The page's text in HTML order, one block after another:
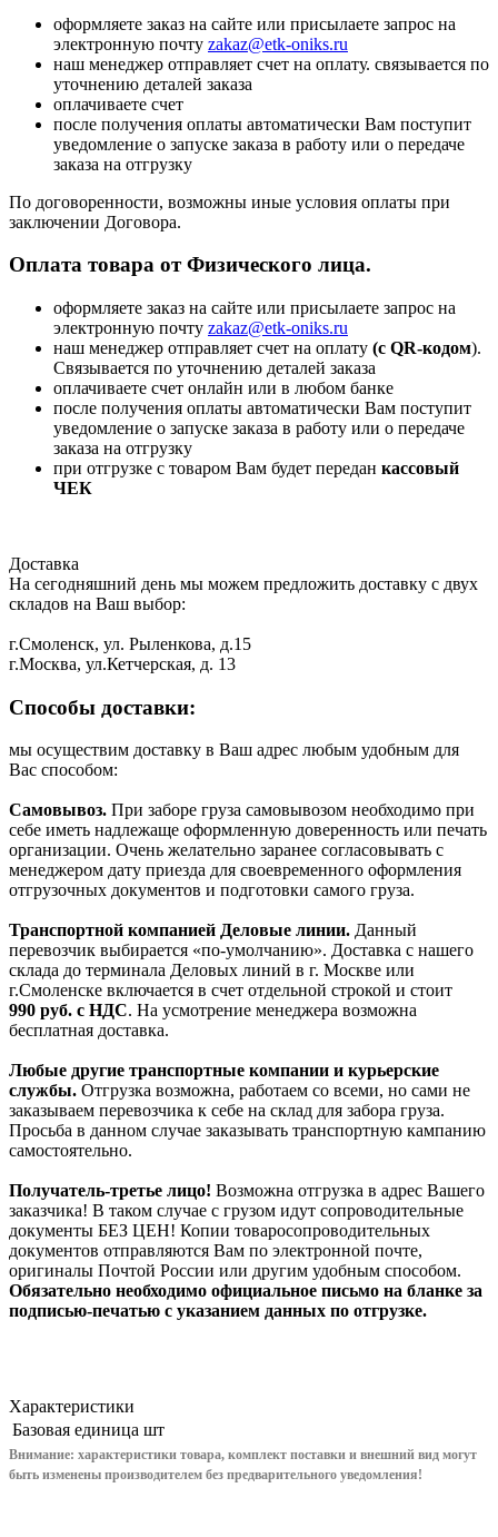
оформляете заказ на сайте или присылаете запрос на
электронную почту zakaz@etk-oniks.ru
наш менеджер отправляет счет на оплату. связывается по
уточнению деталей заказа
оплачиваете счет
после получения оплаты автоматически Вам поступит
уведомление о запуске заказа в работу или о передаче
заказа на отгрузку
По договоренности, возможны иные условия оплаты при
заключении Договора.
Оплата товара от Физического лица.
оформляете заказ на сайте или присылаете запрос на
электронную почту zakaz@etk-oniks.ru
наш менеджер отправляет счет на оплату (с QR-кодом).
Связывается по уточнению деталей заказа
оплачиваете счет онлайн или в любом банке
после получения оплаты автоматически Вам поступит
уведомление о запуске заказа в работу или о передаче
заказа на отгрузку
при отгрузке с товаром Вам будет передан кассовый
ЧЕК
Доставка
На сегодняшний день мы можем предложить доставку с двух
складов на Ваш выбор:
г.Смоленск, ул. Рыленкова, д.15
г.Москва, ул.Кетчерская, д. 13
Способы доставки:
мы осуществим доставку в Ваш адрес любым удобным для
Вас способом:
Самовывоз. При заборе груза самовывозом необходимо при
себе иметь надлежаще оформленную доверенность или печать
организации. Очень желательно заранее согласовывать с
менеджером дату приезда для своевременного оформления
отгрузочных документов и подготовки самого груза.
Транспортной компанией Деловые линии. Данный
перевозчик выбирается «по-умолчанию». Доставка с нашего
склада до терминала Деловых линий в г. Москве или
г.Смоленске включается в счет отдельной строкой и стоит
990 руб. с НДС. На усмотрение менеджера возможна
бесплатная доставка.
Любые другие транспортные компании и курьерские
службы. Отгрузка возможна, работаем со всеми, но сами не
заказываем перевозчика к себе на склад для забора груза.
Просьба в данном случае заказывать транспортную кампанию
самостоятельно.
Получатель-третье лицо! Возможна отгрузка в адрес Вашего
заказчика! В таком случае с грузом идут сопроводительные
документы БЕЗ ЦЕН! Копии товаросопроводительных
документов отправляются Вам по электронной почте,
оригиналы Почтой России или другим удобным способом.
Обязательно необходимо официальное письмо на бланке за
подписью-печатью с указанием данных по отгрузке.
Характеристики
Базовая единица шт
Внимание: характеристики товара, комплект поставки и внешний вид могут
быть изменены производителем без предварительного уведомления!